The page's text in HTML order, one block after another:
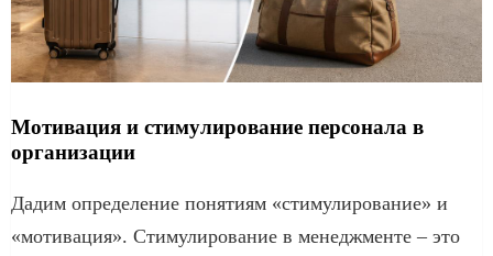
Мотивация и стимулирование персонала в
организации
Дадим определение понятиям «стимулирование» и
«мотивация». Стимулирование в менеджменте – это